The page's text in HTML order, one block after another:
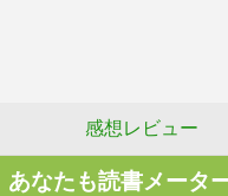
感想レビュー
あなたも読書メータ